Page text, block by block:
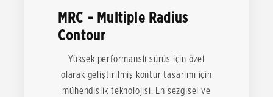
MRC - Multiple Radius
Contour
Yüksek performanslı sürüş için özel
olarak geliştirilmiş kontur tasarımı için
mühendislik teknolojisi. En sezgisel ve